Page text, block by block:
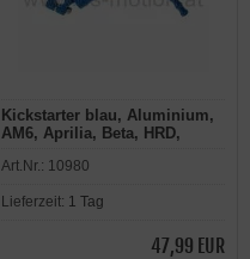
Kickstarter blau, Aluminium,
AM6, Aprilia, Beta, HRD,
Motorhispania, Peugeot,
Art.Nr.: 10980
Lieferzeit: 1 Tag
47,99 EUR